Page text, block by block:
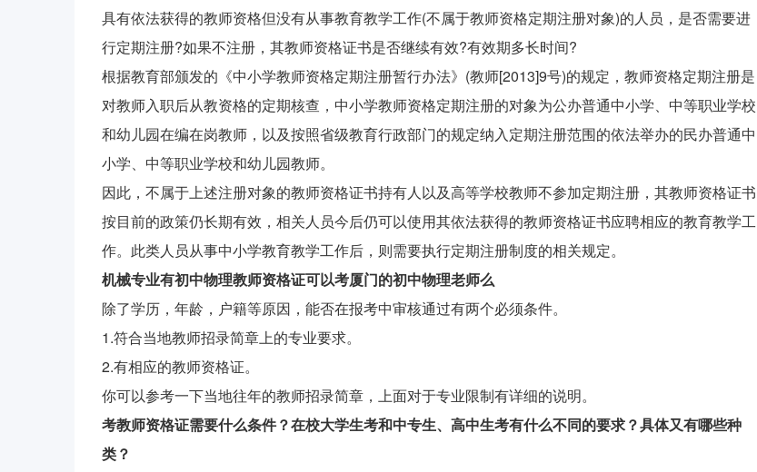
具有依法获得的教师资格但没有从事教育教学工作(不属于教师资格定期注册对象)的人员，是否需要进
行定期注册?如果不注册，其教师资格证书是否继续有效?有效期多长时间?
根据教育部颁发的《中小学教师资格定期注册暂行办法》(教师[2013]9号)的规定，教师资格定期注册是
对教师入职后从教资格的定期核查，中小学教师资格定期注册的对象为公办普通中小学、中等职业学校
和幼儿园在编在岗教师，以及按照省级教育行政部门的规定纳入定期注册范围的依法举办的民办普通中
小学、中等职业学校和幼儿园教师。
因此，不属于上述注册对象的教师资格证书持有人以及高等学校教师不参加定期注册，其教师资格证书
按目前的政策仍长期有效，相关人员今后仍可以使用其依法获得的教师资格证书应聘相应的教育教学工
作。此类人员从事中小学教育教学工作后，则需要执行定期注册制度的相关规定。
机械专业有初中物理教师资格证可以考厦门的初中物理老师么
除了学历，年龄，户籍等原因，能否在报考中审核通过有两个必须条件。
1.符合当地教师招录简章上的专业要求。
2.有相应的教师资格证。
你可以参考一下当地往年的教师招录简章，上面对于专业限制有详细的说明。
考教师资格证需要什么条件？在校大学生考和中专生、高中生考有什么不同的要求？具体又有哪些种
类？